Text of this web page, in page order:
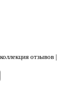
отзывов |